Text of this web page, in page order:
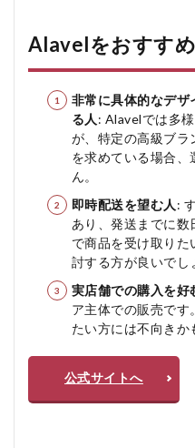
Alavelをおすす
非常に具体的なデザ
る人 : Alavelでは多
が、特定の高級ブラ
を求めている場合
ん。
即時配送を望む人 :
あり、発送までに
で商品を受け取り
討する方が良いでし
実店舗での購入を好
ア主体での販売で
たい方には不向きか
公式サイトへ